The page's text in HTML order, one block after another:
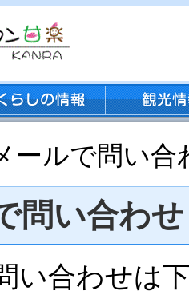
ールで問い合
問い合わせ
い合わせは